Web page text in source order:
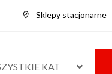
Sklepy stacjonarne
KATEGORIE